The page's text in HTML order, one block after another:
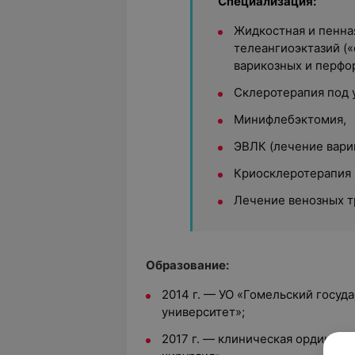
Жидкостная и
телеангиоэктазий
варикозных и
Склеротерапия под
Минифлебэктомия,
ЭВЛК (лечение
Криосклеротерапия
Лечение венозных
Образование:
2014 г. — УО «Гомельский
университет»;
2017 г. — клиническая